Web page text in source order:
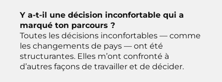
Y a-t-il une décision inconfortable qui a
marqué ton parcours ?
Toutes les décisions inconfortables — comme
les changements de pays — ont été
structurantes. Elles m’ont confronté à
d’autres façons de travailler et de décider.